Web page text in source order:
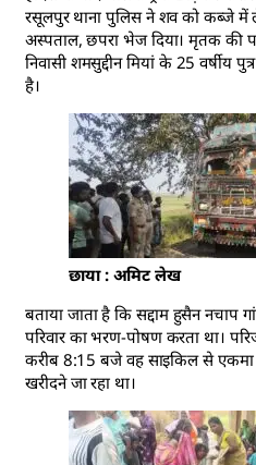
रसूलपुर थाना पुलिस ने शव को कब्जे में
अस्पताल, छपरा भेज दिया। मृतक की
निवासी शमसुद्दीन मियां के 25 वर्षीय
है।
छाया : अमिट लेख
बताया जाता है कि सद्दाम हुसैन नचाप
परिवार का भरण-पोषण करता था।
करीब 8:15 बजे वह साइकिल से एकमा
खरीदने जा रहा था।